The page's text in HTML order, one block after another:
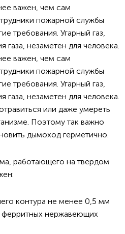
важен, чем сам
пожарной службы
требования. Угарный газ,
газа, незаметен для человека.
важен, чем сам
пожарной службы
требования. Угарный газ,
газа, незаметен для человека.
или даже умереть
Поэтому так важно
дымоход герметично.
работающего на твердом
контура не менее 0,5 мм
ферритных нержавеющих